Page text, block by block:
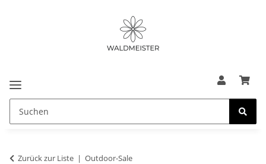
Zurück zur Liste Outdoor-Sale